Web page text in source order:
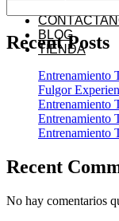
BLOG
TIENDA
Recent Posts
Entrenamiento
Fulgor
Entrenamiento
Entrenamiento
Entrenamiento
Recent
No hay comentarios